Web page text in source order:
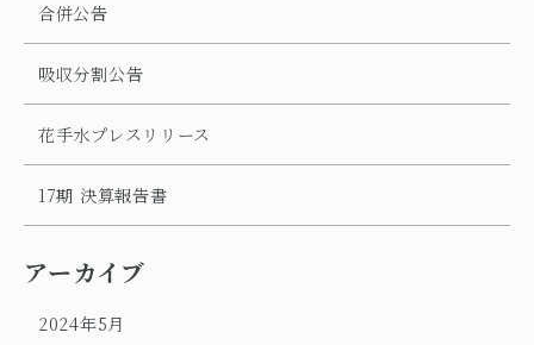
合併公告
吸収分割公告
花手水プレスリリース
17期 決算報告書
アーカイブ
2024年5月